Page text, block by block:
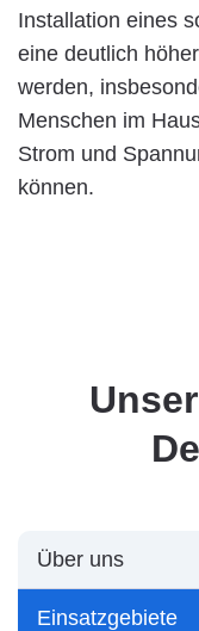
Installation eines
eine deutlich
werden,
Menschen im
Strom und
können.
Über uns
Einsatzgebiete